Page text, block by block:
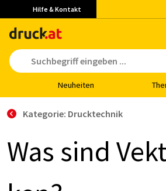
Hilfe & Kontakt
Neu­hei­ten
Kategorie: Drucktechnik
Was sind